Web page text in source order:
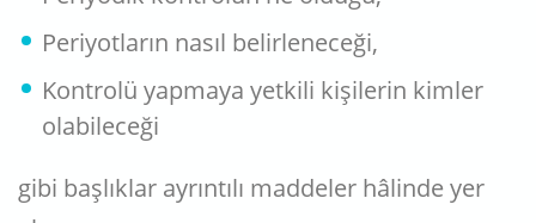
Periyotların nasıl belirleneceği,
Kontrolü yapmaya yetkili kişilerin kimler
olabileceği
gibi başlıklar ayrıntılı maddeler hâlinde yer